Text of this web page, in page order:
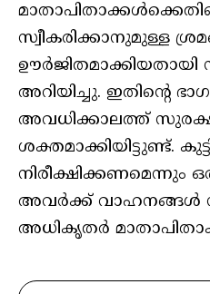
സ്വീകരിക്കാനുമുള്ള
അറിയിച്ചു. ഇതിന്റെ
അവധിക്കാലത്ത്
ശക്തമാക്കിയിട്ടുണ്ട്.
അവർക്ക് വാഹനങ്ങൾ
അധികൃതർ